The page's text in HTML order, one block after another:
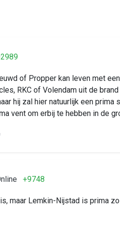
of Propper kan leven met
RKC of Volendam uit de
hij zal hier natuurlijk een
vent om erbij te hebben in de
+9748
maar Lemkin-Nijstad is prima zo